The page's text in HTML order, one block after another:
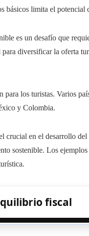
básicos limita el
es un desafío que
diversificar la oferta
los turistas. Varios
y Colombia.
crucial en el desarrollo del
sostenible. Los
fiscal